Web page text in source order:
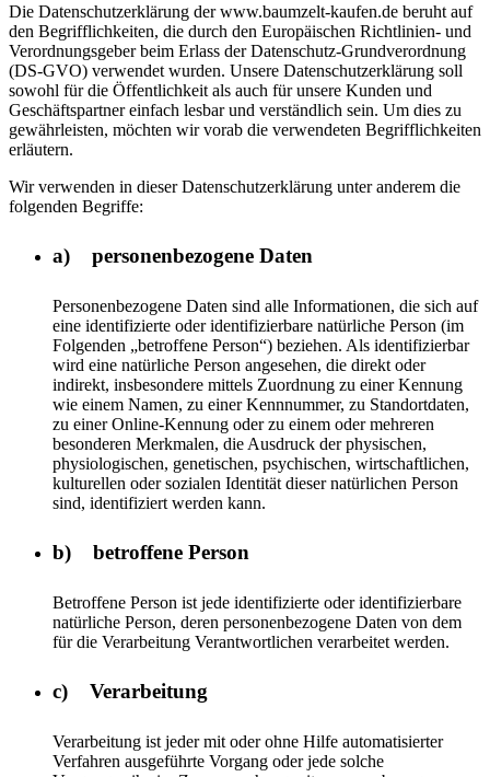
Die Datenschutzerklärung der www.baumzelt-kaufen.de beruht auf
den Begrifflichkeiten, die durch den Europäischen Richtlinien- und
Verordnungsgeber beim Erlass der Datenschutz-Grundverordnung
(DS-GVO) verwendet wurden. Unsere Datenschutzerklärung soll
sowohl für die Öffentlichkeit als auch für unsere Kunden und
Geschäftspartner einfach lesbar und verständlich sein. Um dies zu
gewährleisten, möchten wir vorab die verwendeten Begrifflichkeiten
erläutern.
Wir verwenden in dieser Datenschutzerklärung unter anderem die
folgenden Begriffe:
a) personenbezogene Daten
Personenbezogene Daten sind alle Informationen, die sich auf
eine identifizierte oder identifizierbare natürliche Person (im
Folgenden „betroffene Person“) beziehen. Als identifizierbar
wird eine natürliche Person angesehen, die direkt oder
indirekt, insbesondere mittels Zuordnung zu einer Kennung
wie einem Namen, zu einer Kennnummer, zu Standortdaten,
zu einer Online-Kennung oder zu einem oder mehreren
besonderen Merkmalen, die Ausdruck der physischen,
physiologischen, genetischen, psychischen, wirtschaftlichen,
kulturellen oder sozialen Identität dieser natürlichen Person
sind, identifiziert werden kann.
b) betroffene Person
Betroffene Person ist jede identifizierte oder identifizierbare
natürliche Person, deren personenbezogene Daten von dem
für die Verarbeitung Verantwortlichen verarbeitet werden.
c) Verarbeitung
Verarbeitung ist jeder mit oder ohne Hilfe automatisierter
Verfahren ausgeführte Vorgang oder jede solche